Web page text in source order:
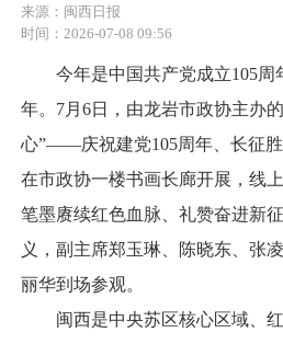
来源：闽西日报
时间：2026-07-08 09:56
今年是中国共产党成立105周
年。7月6日，由龙岩市政协主办
心”——庆祝建党105周年、长征胜
在市政协一楼书画长廊开展，线
笔墨赓续红色血脉、礼赞奋进新
义，副主席郑玉琳、陈晓东、张
丽华到场参观。
闽西是中央苏区核心区域、红